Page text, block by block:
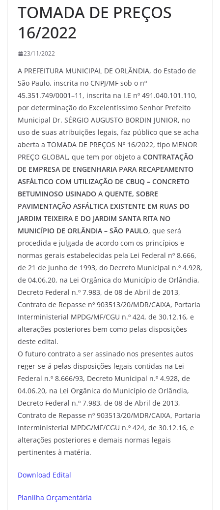
TOMADA DE PREÇOS
16/2022
23/11/2022
A PREFEITURA MUNICIPAL DE ORLÂNDIA, do Estado de
São Paulo, inscrita no CNPJ/MF sob o nº
45.351.749/0001–11, inscrita na I.E nº 491.040.101.110,
por determinação do Excelentíssimo Senhor Prefeito
Municipal Dr. SÉRGIO AUGUSTO BORDIN JUNIOR, no
uso de suas atribuições legais, faz público que se acha
aberta a TOMADA DE PREÇOS Nº 16/2022, tipo MENOR
PREÇO GLOBAL, que tem por objeto a CONTRATAÇÃO
DE EMPRESA DE ENGENHARIA PARA RECAPEAMENTO
ASFÁLTICO COM UTILIZAÇÃO DE CBUQ – CONCRETO
BETUMINOSO USINADO A QUENTE, SOBRE
PAVIMENTAÇÃO ASFÁLTICA EXISTENTE EM RUAS DO
JARDIM TEIXEIRA E DO JARDIM SANTA RITA NO
MUNICÍPIO DE ORLÂNDIA – SÃO PAULO, que será
procedida e julgada de acordo com os princípios e
normas gerais estabelecidas pela Lei Federal nº 8.666,
de 21 de junho de 1993, do Decreto Municipal n.º 4.928,
de 04.06.20, na Lei Orgânica do Município de Orlândia,
Decreto Federal n.º 7.983, de 08 de Abril de 2013,
Contrato de Repasse nº 903513/20/MDR/CAIXA, Portaria
Interministerial MPDG/MF/CGU n.º 424, de 30.12.16, e
alterações posteriores bem como pelas disposições
deste edital.
O futuro contrato a ser assinado nos presentes autos
reger-se-á pelas disposições legais contidas na Lei
Federal n.º 8.666/93, Decreto Municipal n.º 4.928, de
04.06.20, na Lei Orgânica do Município de Orlândia,
Decreto Federal n.º 7.983, de 08 de Abril de 2013,
Contrato de Repasse nº 903513/20/MDR/CAIXA, Portaria
Interministerial MPDG/MF/CGU n.º 424, de 30.12.16, e
alterações posteriores e demais normas legais
pertinentes à matéria.
Download Edital
Planilha Orçamentária